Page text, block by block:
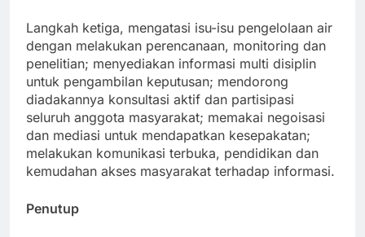
Langkah ketiga, mengatasi isu-isu pengelolaan air
dengan melakukan perencanaan, monitoring dan
penelitian; menyediakan informasi multi disiplin
untuk pengambilan keputusan; mendorong
diadakannya konsultasi aktif dan partisipasi
seluruh anggota masyarakat; memakai negoisasi
dan mediasi untuk mendapatkan kesepakatan;
melakukan komunikasi terbuka, pendidikan dan
kemudahan akses masyarakat terhadap informasi.
Penutup